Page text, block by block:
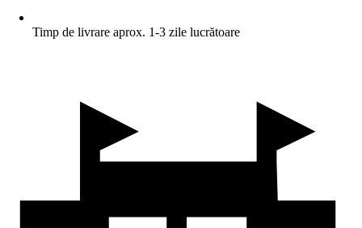
Timp de livrare aprox. 1-3 zile lucrătoare